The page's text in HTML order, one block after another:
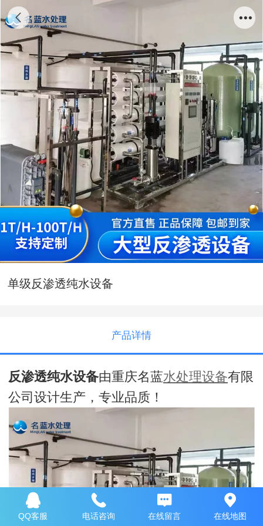
单级反渗透纯水设备
产品详情
反渗透纯水设备由重庆名蓝水处理设备有限
公司设计生产，专业品质！
QQ客服 电话咨询 在线留言 在线地图